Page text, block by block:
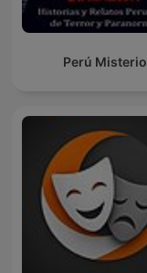
Perú Misterio